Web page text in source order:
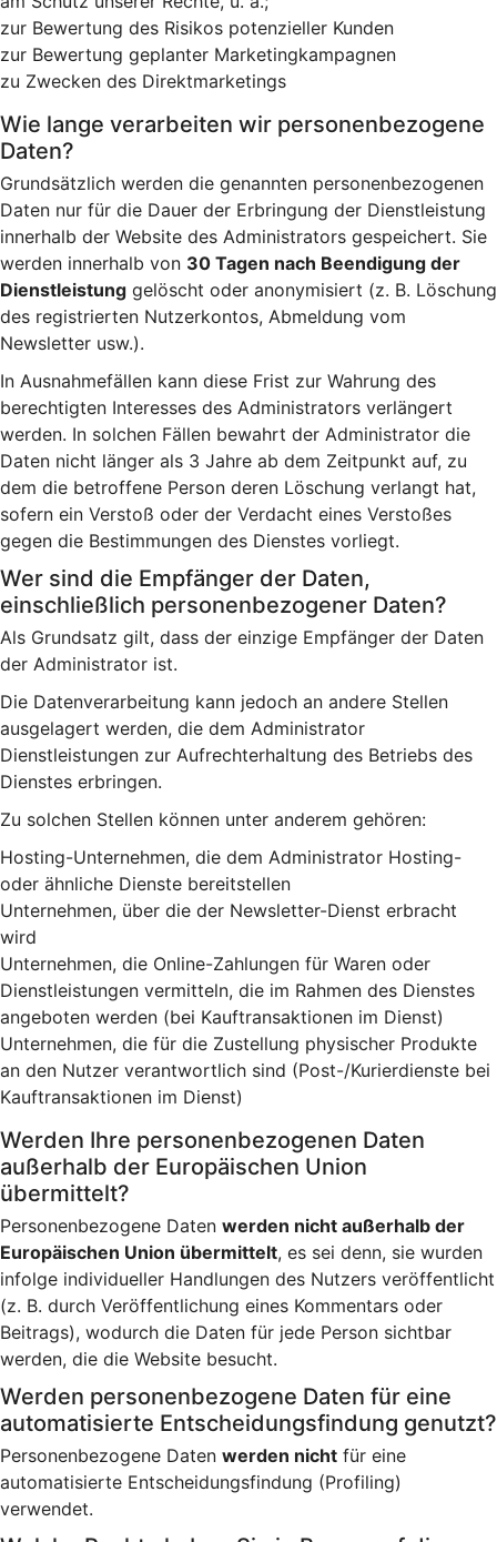
zur Bewertung des Risikos potenzieller Kunden
zur Bewertung geplanter Marketingkampagnen
zu Zwecken des Direktmarketings
Wie lange verarbeiten wir personenbezogene
Daten?
Grundsätzlich werden die genannten personenbezogenen
Daten nur für die Dauer der Erbringung der Dienstleistung
innerhalb der Website des Administrators gespeichert. Sie
werden innerhalb von 30 Tagen nach Beendigung der
Dienstleistung gelöscht oder anonymisiert (z. B. Löschung
des registrierten Nutzerkontos, Abmeldung vom
Newsletter usw.).
In Ausnahmefällen kann diese Frist zur Wahrung des
berechtigten Interesses des Administrators verlängert
werden. In solchen Fällen bewahrt der Administrator die
Daten nicht länger als 3 Jahre ab dem Zeitpunkt auf, zu
dem die betroffene Person deren Löschung verlangt hat,
sofern ein Verstoß oder der Verdacht eines Verstoßes
gegen die Bestimmungen des Dienstes vorliegt.
Wer sind die Empfänger der Daten,
einschließlich personenbezogener Daten?
Als Grundsatz gilt, dass der einzige Empfänger der Daten
der Administrator ist.
Die Datenverarbeitung kann jedoch an andere Stellen
ausgelagert werden, die dem Administrator
Dienstleistungen zur Aufrechterhaltung des Betriebs des
Dienstes erbringen.
Zu solchen Stellen können unter anderem gehören:
Hosting-Unternehmen, die dem Administrator Hosting-
oder ähnliche Dienste bereitstellen
Unternehmen, über die der Newsletter-Dienst erbracht
wird
Unternehmen, die Online-Zahlungen für Waren oder
Dienstleistungen vermitteln, die im Rahmen des Dienstes
angeboten werden (bei Kauftransaktionen im Dienst)
Unternehmen, die für die Zustellung physischer Produkte
an den Nutzer verantwortlich sind (Post-/Kurierdienste bei
Kauftransaktionen im Dienst)
Werden Ihre personenbezogenen Daten
außerhalb der Europäischen Union
übermittelt?
Personenbezogene Daten werden nicht außerhalb der
Europäischen Union übermittelt, es sei denn, sie wurden
infolge individueller Handlungen des Nutzers veröffentlicht
(z. B. durch Veröffentlichung eines Kommentars oder
Beitrags), wodurch die Daten für jede Person sichtbar
werden, die die Website besucht.
Werden personenbezogene Daten für eine
automatisierte Entscheidungsfindung genutzt?
Personenbezogene Daten werden nicht für eine
automatisierte Entscheidungsfindung (Profiling)
verwendet.